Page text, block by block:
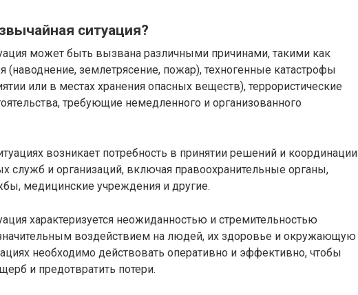
ситуация?
может быть вызвана различными причинами, такими как
(наводнение, землетрясение, пожар), техногенные катастрофы
или в местах хранения опасных веществ), террористические
требующие немедленного и организованного
возникает потребность в принятии решений и координации
служб и организаций, включая правоохранительные органы,
медицинские учреждения и другие.
характеризуется неожиданностью и стремительностью
воздействием на людей, их здоровье и окружающую
необходимо действовать оперативно и эффективно, чтобы
и предотвратить потери.